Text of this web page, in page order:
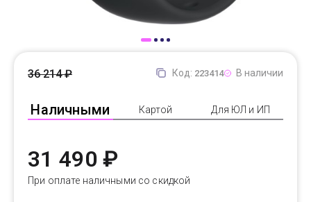
Код: 223414 В наличии
Наличными Картой Для ЮЛ и ИП
36 214 ₽
31 490 ₽
При оплате наличными со скидкой